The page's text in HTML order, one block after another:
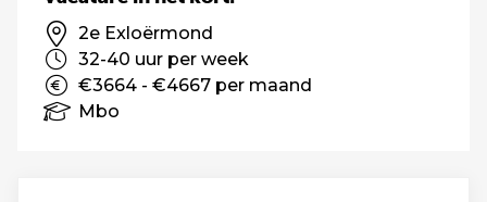
2e Exloërmond
32-40 uur per week
€3664 - €4667 per maand
Mbo